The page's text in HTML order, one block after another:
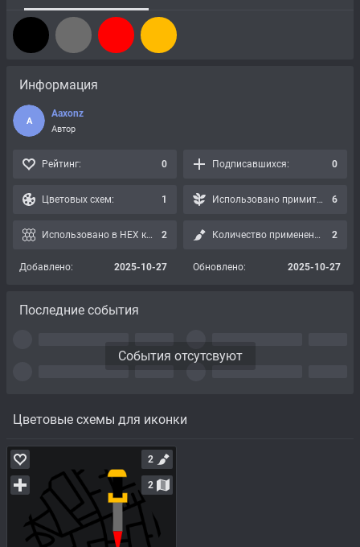
Цветовые схемы для иконки
2
2
Информация
A
Aaxonz
Автор
Рейтинг: 0 Подписавшихся: 0
Цветовых схем: 1 Использовано примитивов: 6
Использовано в HEX картах: 2 Количество применений: 2
Добавлено: 2025-10-27 Обновлено: 2025-10-27
Последние события
События отсутсвуют